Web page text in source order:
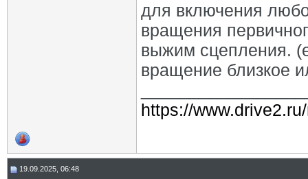
для включения
вращения
выжим сцепления.
вращение близкое
https://
19.09.2025, 06:48